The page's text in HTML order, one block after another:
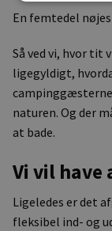
En femtedel
Så ved vi, hvor tit
ligegyldigt,
naturen. Og der
at bade.
Vi vil have
Ligeledes er det
fleksibel ind- og